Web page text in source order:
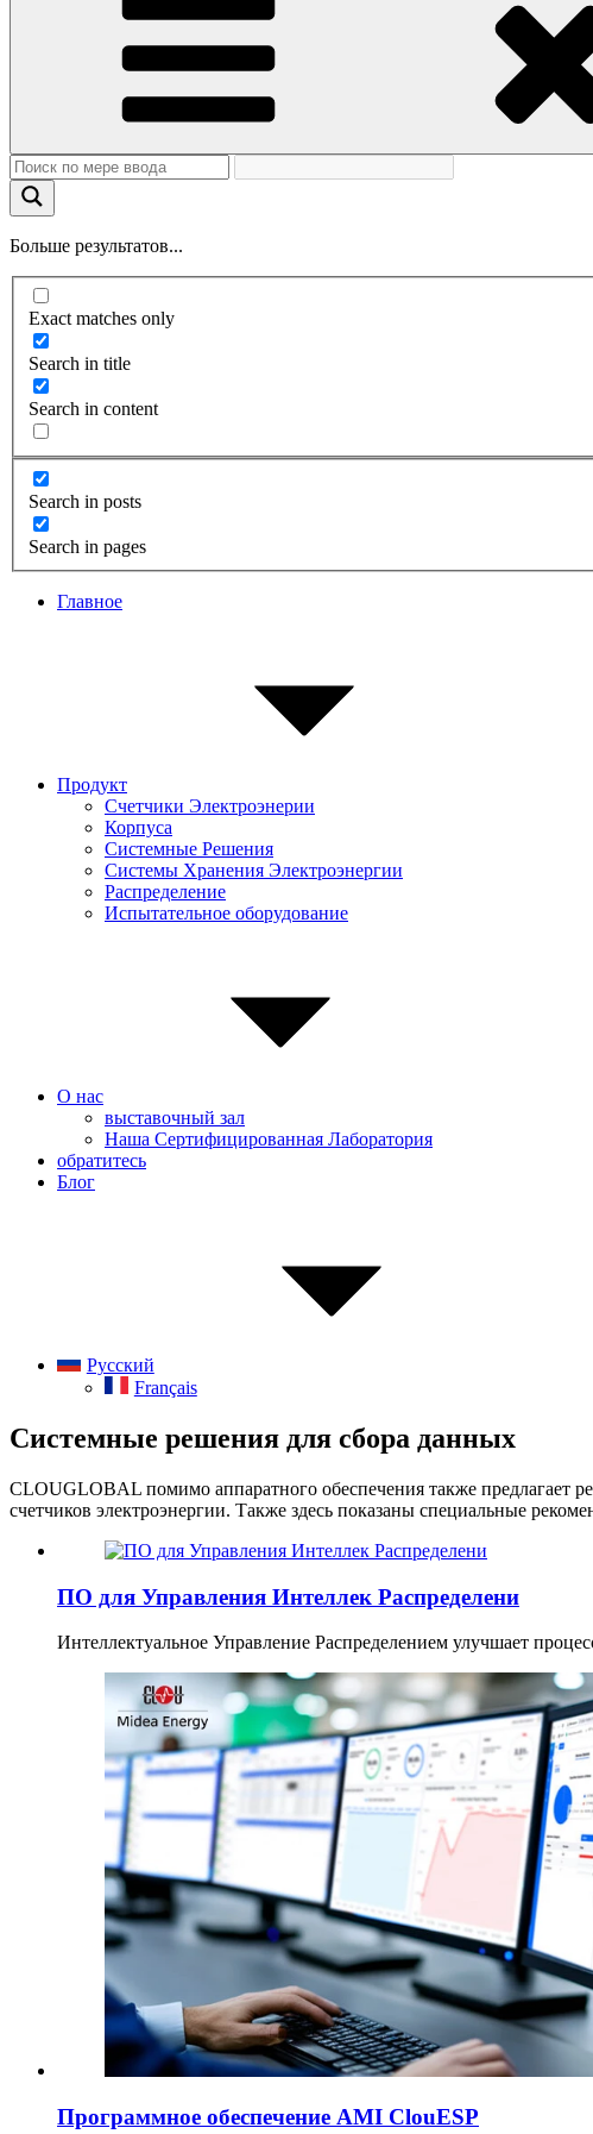
Больше результатов...
Exact matches only
Search in title
Search in content
Search in posts
Search in pages
Главное
Продукт
Счетчики Электроэнерии
Корпуса
Системные Pешения
Системы Хранения Электроэнергии
Распределение
Испытательное оборудование
О нас
выставочный зал
Наша Сертифицированная Лаборатория
обратитесь
Блог
Русский
Français
Системные решения для сбора данных
CLOUGLOBAL помимо аппаратного обеспечения также предлагает
счетчиков электроэнергии. Также здесь показаны специальные
ПО для Управления Интеллек Распределени
Интеллектуальное Управление Распределением улучшает
Программное обеспечение AMI ClouESP